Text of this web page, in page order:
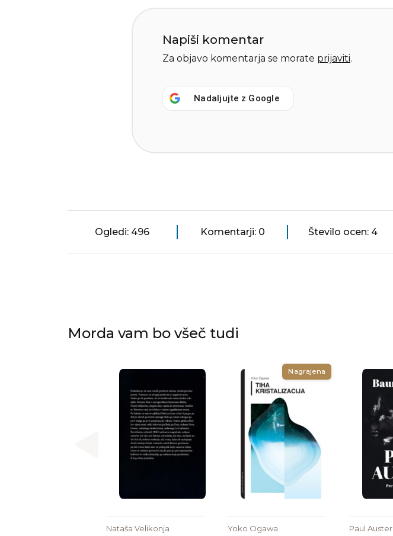
Napiši komentar
Za objavo komentarja se morate prijaviti.
Nadaljujte z Google
Ogledi: 496 Komentarji: 0 Število ocen: 4
Morda vam bo všeč tudi
Nataša Velikonja
Nagrajena
Yoko Ogawa Paul Auster